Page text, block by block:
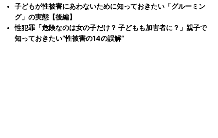
子どもが性被害にあわないために知っておきたい「グルーミン
グ」の実態【後編】
性犯罪「危険なのは女の子だけ？ 子どもも加害者に？」親子で
知っておきたい“性被害の14の誤解“